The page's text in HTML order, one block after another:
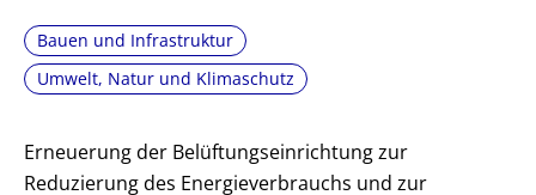
Bauen und Infrastruktur
Umwelt, Natur und Klimaschutz
Erneuerung der Belüftungseinrichtung zur
Reduzierung des Energieverbrauchs und zur